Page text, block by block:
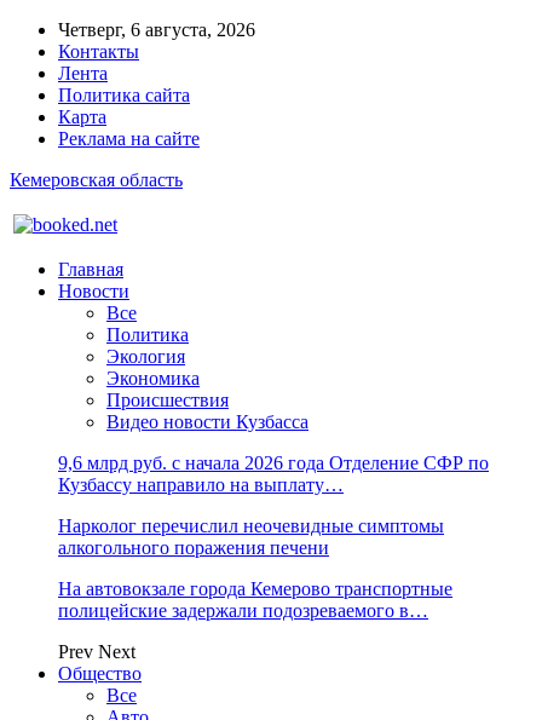
Четверг, 6 августа, 2026
Контакты
Лента
Политика сайта
Карта
Реклама на сайте
Кемеровская область
Главная
Новости
Все
Политика
Экология
Экономика
Происшествия
Видео новости Кузбасса
9,6 млрд руб. с начала 2026 года Отделение СФР по
Кузбассу направило на выплату…
Нарколог перечислил неочевидные симптомы
алкогольного поражения печени
На автовокзале города Кемерово транспортные
полицейские задержали подозреваемого в…
Prev Next
Общество
Все